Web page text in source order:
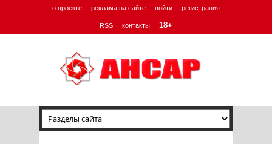
о проекте реклама на сайте войти регистрация
RSS контакты 18+